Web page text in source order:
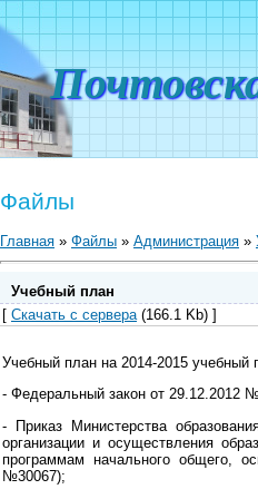
Файлы
Главная » Файлы » Администрация »
Учебный план
[ Скачать с сервера (166.1 Kb) ]
Учебный план на 2014-2015 учебный
- Федеральный закон от 29.12.2012
- Приказ Министерства
организации и осуществления
программам начального общего,
№30067);